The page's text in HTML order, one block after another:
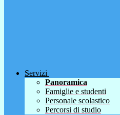
Servizi
Panoramica
Famiglie e studenti
Personale scolastico
Percorsi di studio